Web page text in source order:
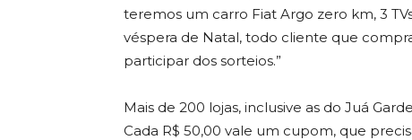
teremos um carro Fiat Argo zero km, 3
véspera de Natal, todo cliente que
participar dos sorteios.”
Mais de 200 lojas, inclusive as do Juá
Cada R$ 50,00 vale um cupom, que